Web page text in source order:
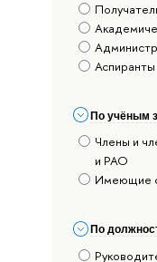
Аспиранты
По учёным
Члены и
и РАО
Имеющие
По